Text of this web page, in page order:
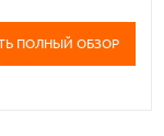
ПОЛНЫЙ ОБЗОР